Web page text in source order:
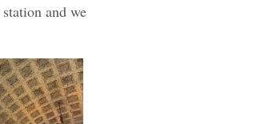
and we